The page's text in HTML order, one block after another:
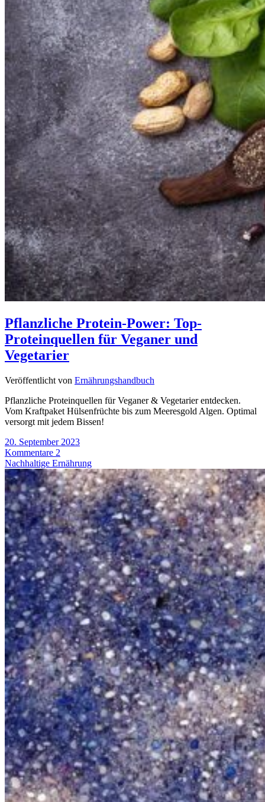
Pflanzliche Protein-Power: Top-
Proteinquellen für Veganer und
Vegetarier
Veröffentlicht von Ernährungshandbuch
Pflanzliche Proteinquellen für Veganer & Vegetarier entdecken.
Vom Kraftpaket Hülsenfrüchte bis zum Meeresgold Algen. Optimal
versorgt mit jedem Bissen!
20. September 2023
Kommentare 2
Nachhaltige Ernährung